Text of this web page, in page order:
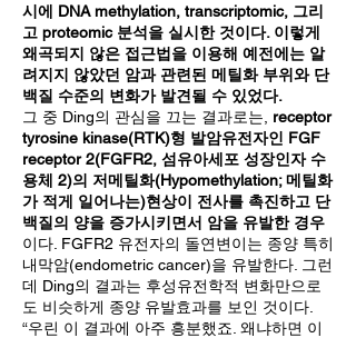
시에 DNA methylation, transcriptomic, 그리
고 proteomic 분석을 실시한 것이다. 이렇게
왜곡되지 않은 접근법을 이용해 예전에는 알
려지지 않았던 암과 관련된 메틸화 부위와 단
백질 수준의 변화가 발견될 수 있었다.
그 중 Ding의 관심을 끄는 결과로는,
receptor
tyrosine kinase(RTK)형 발암유전자인 FGF
receptor 2(FGFR2, 섬유아세포 성장인자 수
용체 2)의 저메틸화(Hypomethylation; 메틸화
가 적게 일어나는)현상이 전사를 촉진하고 단
백질의 양을 증가시키면서 암을 유발한 경우
이다. FGFR2 유전자의 돌연변이는 종양 특히
내막암(endometric cancer)을 유발한다. 그런
데 Ding의 결과는 후성유전학적 변화만으로
도 비슷하게 종양 유발효과를 보인 것이다.
“우린 이 결과에 아주 흥분했죠. 왜냐하면 이